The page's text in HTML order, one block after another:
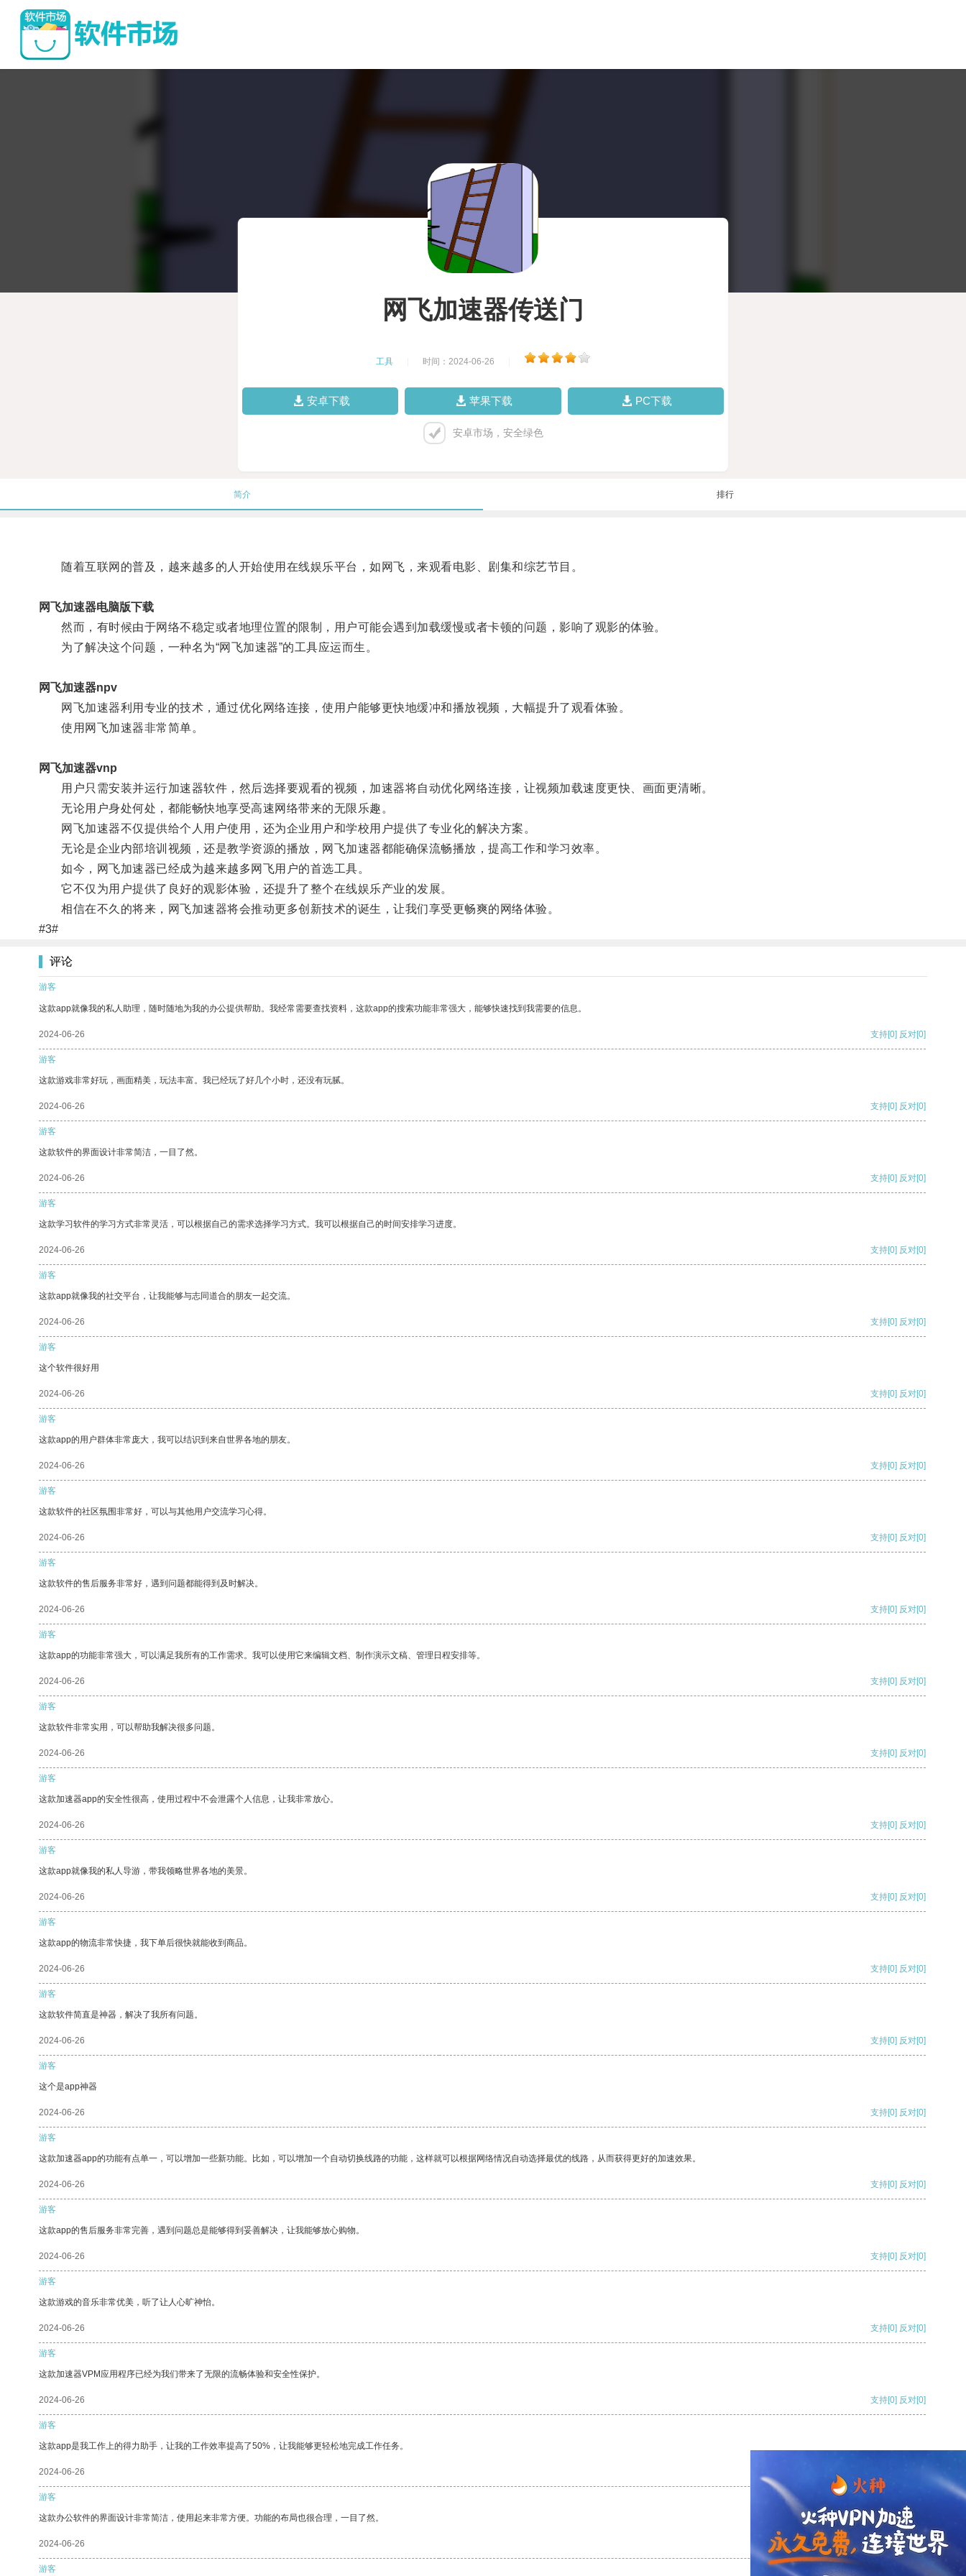
网飞加速器传送门
工具 时间：2024-06-26
安卓下载 苹果下载 PC下载
安卓市场，安全绿色
简介 排行
随着互联网的普及，越来越多的人开始使用在线娱乐平台，如网飞，来观看电影、剧集和综艺节目。
网飞加速器电脑版下载
然而，有时候由于网络不稳定或者地理位置的限制，用户可能会遇到加载缓慢或者卡顿的问题，影响了观影的体验。
为了解决这个问题，一种名为“网飞加速器”的工具应运而生。
网飞加速器npv
网飞加速器利用专业的技术，通过优化网络连接，使用户能够更快地缓冲和播放视频，大幅提升了观看体验。
使用网飞加速器非常简单。
网飞加速器vnp
用户只需安装并运行加速器软件，然后选择要观看的视频，加速器将自动优化网络连接，让视频加载速度更快、画面更清晰。
无论用户身处何处，都能畅快地享受高速网络带来的无限乐趣。
网飞加速器不仅提供给个人用户使用，还为企业用户和学校用户提供了专业化的解决方案。
无论是企业内部培训视频，还是教学资源的播放，网飞加速器都能确保流畅播放，提高工作和学习效率。
如今，网飞加速器已经成为越来越多网飞用户的首选工具。
它不仅为用户提供了良好的观影体验，还提升了整个在线娱乐产业的发展。
相信在不久的将来，网飞加速器将会推动更多创新技术的诞生，让我们享受更畅爽的网络体验。
#3#
评论
游客
这款app就像我的私人助理，随时随地为我的办公提供帮助。我经常需要查找资料，这款app的搜索功能非常强大，能够快速找到我需要的信息。
2024-06-26 支持[0] 反对[0]
游客
这款游戏非常好玩，画面精美，玩法丰富。我已经玩了好几个小时，还没有玩腻。
2024-06-26 支持[0] 反对[0]
游客
这款软件的界面设计非常简洁，一目了然。
2024-06-26 支持[0] 反对[0]
游客
这款学习软件的学习方式非常灵活，可以根据自己的需求选择学习方式。我可以根据自己的时间安排学习进度。
2024-06-26 支持[0] 反对[0]
游客
这款app就像我的社交平台，让我能够与志同道合的朋友一起交流。
2024-06-26 支持[0] 反对[0]
游客
这个软件很好用
2024-06-26 支持[0] 反对[0]
游客
这款app的用户群体非常庞大，我可以结识到来自世界各地的朋友。
2024-06-26 支持[0] 反对[0]
游客
这款软件的社区氛围非常好，可以与其他用户交流学习心得。
2024-06-26 支持[0] 反对[0]
游客
这款软件的售后服务非常好，遇到问题都能得到及时解决。
2024-06-26 支持[0] 反对[0]
游客
这款app的功能非常强大，可以满足我所有的工作需求。我可以使用它来编辑文档、制作演示文稿、管理日程安排等。
2024-06-26 支持[0] 反对[0]
游客
这款软件非常实用，可以帮助我解决很多问题。
2024-06-26 支持[0] 反对[0]
游客
这款加速器app的安全性很高，使用过程中不会泄露个人信息，让我非常放心。
2024-06-26 支持[0] 反对[0]
游客
这款app就像我的私人导游，带我领略世界各地的美景。
2024-06-26 支持[0] 反对[0]
游客
这款app的物流非常快捷，我下单后很快就能收到商品。
2024-06-26 支持[0] 反对[0]
游客
这款软件简直是神器，解决了我所有问题。
2024-06-26 支持[0] 反对[0]
游客
这个是app神器
2024-06-26 支持[0] 反对[0]
游客
这款加速器app的功能有点单一，可以增加一些新功能。比如，可以增加一个自动切换线路的功能，这样就可以根据网络情况自动选择最优的线路，从而获得更好的加速效果。
2024-06-26 支持[0] 反对[0]
游客
这款app的售后服务非常完善，遇到问题总是能够得到妥善解决，让我能够放心购物。
2024-06-26 支持[0] 反对[0]
游客
这款游戏的音乐非常优美，听了让人心旷神怡。
2024-06-26 支持[0] 反对[0]
游客
这款加速器VPM应用程序已经为我们带来了无限的流畅体验和安全性保护。
2024-06-26 支持[0] 反对[0]
游客
这款app是我工作上的得力助手，让我的工作效率提高了50%，让我能够更轻松地完成工作任务。
2024-06-26
游客
这款办公软件的界面设计非常简洁，使用起来非常方便。功能的布局也很合理，一目了然。
2024-06-26 支持 [0] 反对[0]
游客